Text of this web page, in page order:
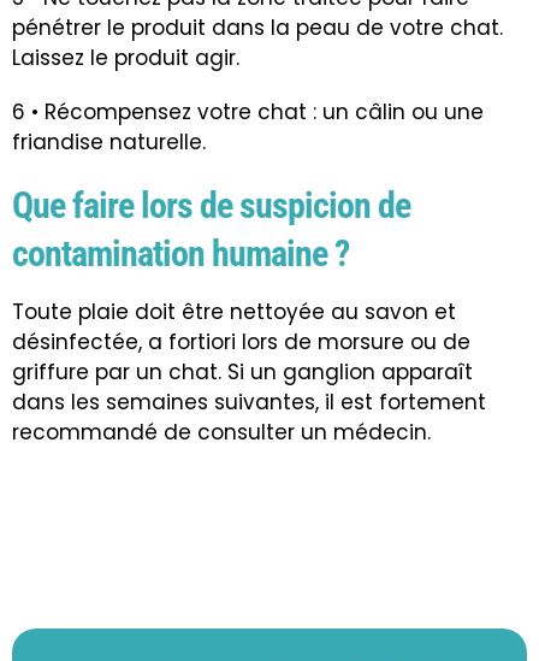
pénétrer le produit dans la peau de votre chat.
Laissez le produit agir.
6 • Récompensez votre chat : un câlin ou une
friandise naturelle.
Que faire lors de suspicion de
contamination humaine ?
Toute plaie doit être nettoyée au savon et
désinfectée, a fortiori lors de morsure ou de
griffure par un chat. Si un ganglion apparaît
dans les semaines suivantes, il est fortement
recommandé de consulter un médecin.